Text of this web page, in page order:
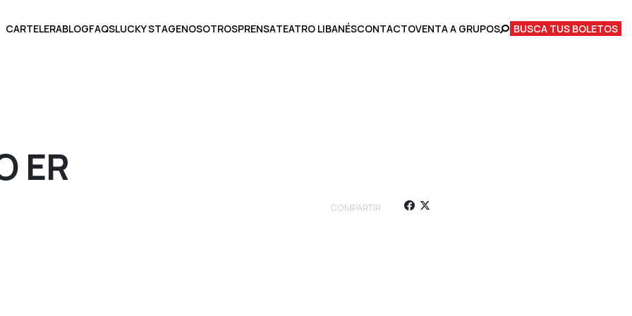
CARTELERABLOGFAQSLUCKY STAGENOSOTROSPRENSATEATRO LIBANÉSCONTACTOVENTA A GRUPOS BUSCA TUS BOLETOS
ER
COMPARTIR